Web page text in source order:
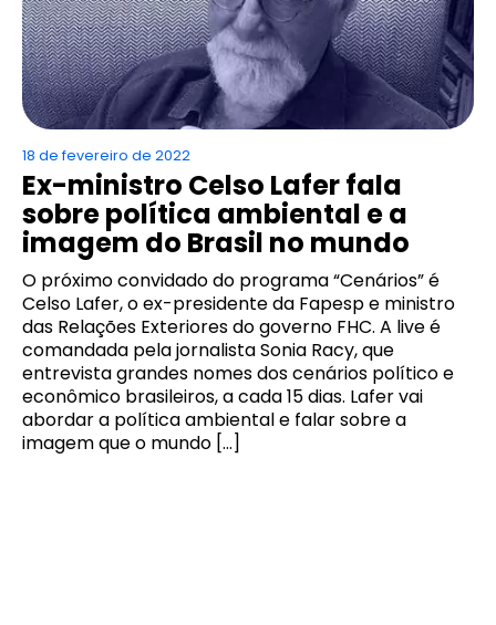
18 de fevereiro de 2022
Ex-ministro Celso Lafer fala
sobre política ambiental e a
imagem do Brasil no mundo
O próximo convidado do programa “Cenários” é
Celso Lafer, o ex-presidente da Fapesp e ministro
das Relações Exteriores do governo FHC. A live é
comandada pela jornalista Sonia Racy, que
entrevista grandes nomes dos cenários político e
econômico brasileiros, a cada 15 dias. Lafer vai
abordar a política ambiental e falar sobre a
imagem que o mundo […]